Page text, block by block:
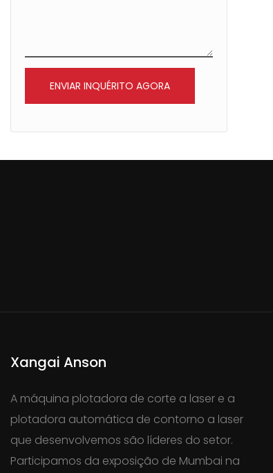
ENVIAR INQUÉRITO AGORA
Xangai Anson
A máquina plotadora de corte a laser e a
plotadora automática de contorno a laser
que desenvolvemos são líderes do setor.
Participamos da exposição de Mumbai na